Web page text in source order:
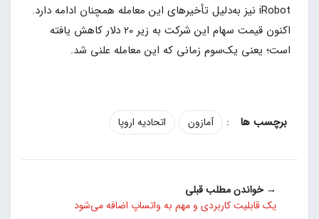
iRobot نیز به‌دلیل تأخیرهای این معامله همچنان ادامه دارد.
اکنون قیمت سهام این شرکت به زیر 20 دلار کاهش یافته
است؛ یعنی یک‌سوم زمانی که این معامله علنی شد.
: آمازون اتحادیه اروپا
→ خواندن مطلب قبلی
یک قابلیت کاربردی و مهم به واتساپ اضافه می‌شود